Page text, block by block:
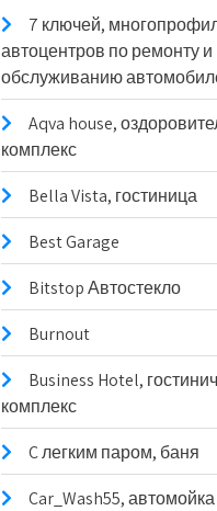
7 ключей,
автоцентров по ремонту и
обслуживанию
Aqva house,
комплекс
Bella Vista, гостиница
Best Garage
Bitstop Автостекло
Burnout
Business Hotel,
комплекс
C легким паром, баня
Car_Wash55, автомойка